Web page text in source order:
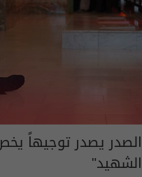
الصدر يصدر توجيهاً
الشهيد"